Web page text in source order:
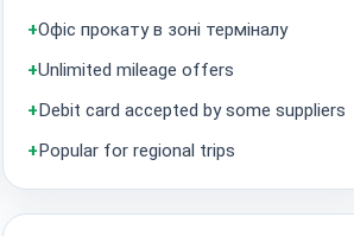
+Офіс прокату в зоні терміналу
+Unlimited mileage offers
+Debit card accepted by some suppliers
+Popular for regional trips